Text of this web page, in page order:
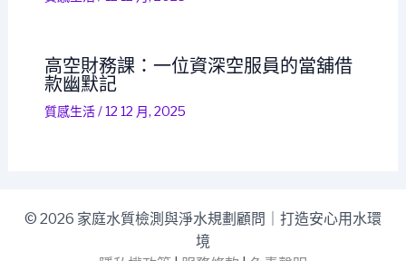
高空財務課：一位資深空服員的當舖借
款幽默記
質感生活/12 12 月, 2025
© 2026 家庭水質檢測與淨水規劃顧問｜打造安心用水環
境